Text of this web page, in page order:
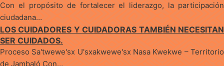
Con el propósito de fortalecer el liderazgo, la participación
ciudadana…
LOS CUIDADORES Y CUIDADORAS TAMBIÉN NECESITAN
SER CUIDADOS.
Proceso Sa'twewe'sx U'sxakwewe'sx Nasa Kwekwe – Territorio
de Jambaló Con…